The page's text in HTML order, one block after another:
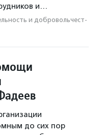
и…
и доброволь­чест­
до сих пор